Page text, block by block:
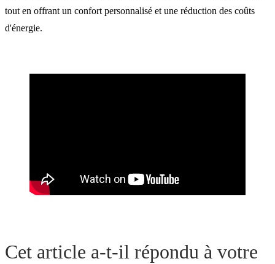
tout en offrant un confort personnalisé et une réduction des coûts
d'énergie.
Cet article a-t-il répondu à votre